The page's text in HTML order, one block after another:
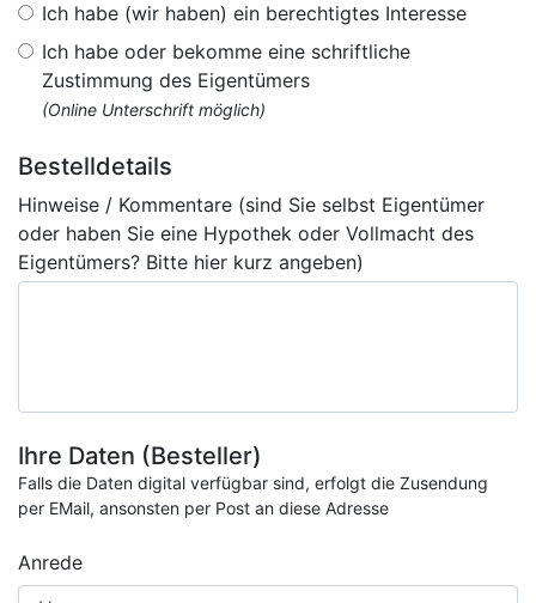
Ich habe (wir haben) ein berechtigtes Interesse
Ich habe oder bekomme eine schriftliche
Zustimmung des Eigentümers
(Online Unterschrift möglich)
Bestelldetails
Hinweise / Kommentare (sind Sie selbst Eigentümer
oder haben Sie eine Hypothek oder Vollmacht des
Eigentümers? Bitte hier kurz angeben)
Ihre Daten (Besteller)
Falls die Daten digital verfügbar sind, erfolgt die Zusendung
per EMail, ansonsten per Post an diese Adresse
Anrede